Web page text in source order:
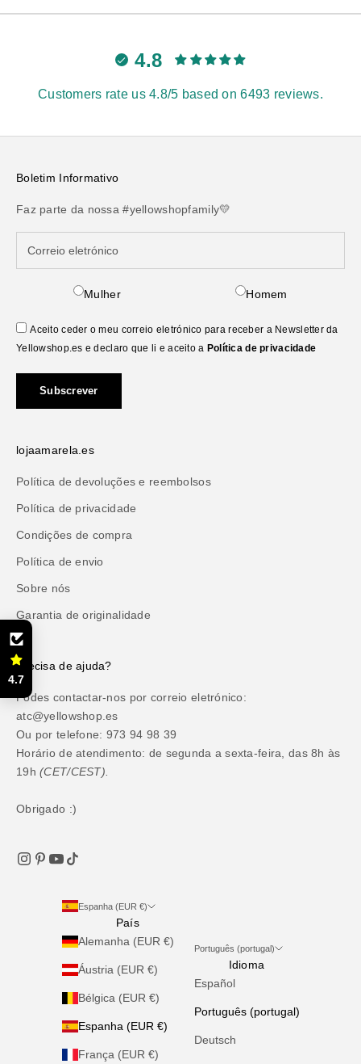
4.8
Customers rate us 4.8/5 based on 6493 reviews.
Boletim Informativo
Faz parte da nossa #yellowshopfamily💛
Mulher Homem
Aceito ceder o meu correio eletrónico para receber a Newsletter da
Yellowshop.es e declaro que li e aceito a Política de privacidade
Subscrever
lojaamarela.es
Política de devoluções e reembolsos
Política de privacidade
Condições de compra
Política de envio
Sobre nós
Garantia de originalidade
Precisa de ajuda?
Podes contactar-nos por correio eletrónico:
atc@yellowshop.es
Ou por telefone: 973 94 98 39
Horário de atendimento: de segunda a sexta-feira, das 8h às
19h(CET/CEST).
Obrigado :)
Espanha (EUR €)
País
Alemanha (EUR €)
Áustria (EUR €)
Bélgica (EUR €)
Espanha (EUR €)
França (EUR €)
Português (portugal)
Idioma
Español
Português (portugal)
Deutsch
4.7